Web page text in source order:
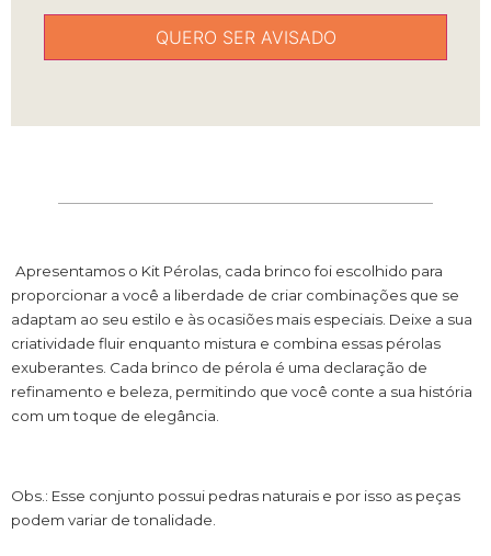
Apresentamos o Kit Pérolas, cada brinco foi escolhido para
proporcionar a você a liberdade de criar combinações que se
adaptam ao seu estilo e às ocasiões mais especiais. Deixe a sua
criatividade fluir enquanto mistura e combina essas pérolas
exuberantes. Cada brinco de pérola é uma declaração de
refinamento e beleza, permitindo que você conte a sua história
com um toque de elegância.
Obs.: Esse conjunto possui pedras naturais e por isso as peças
podem variar de tonalidade.